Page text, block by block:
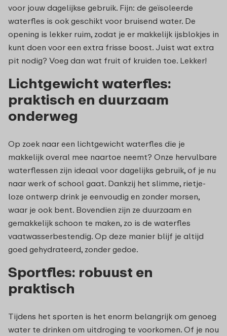
voor jouw dagelijkse gebruik. Fijn: de geïsoleerde
waterfles is ook geschikt voor bruisend water. De
opening is lekker ruim, zodat je er makkelijk ijsblokjes in
kunt doen voor een extra frisse boost. Juist wat extra
pit nodig? Voeg dan wat fruit of kruiden toe. Lekker!
Lichtgewicht waterfles:
praktisch en duurzaam
onderweg
Op zoek naar een lichtgewicht waterfles die je
makkelijk overal mee naartoe neemt? Onze hervulbare
waterflessen zijn ideaal voor dagelijks gebruik, of je nu
naar werk of school gaat. Dankzij het slimme, rietje-
loze ontwerp drink je eenvoudig en zonder morsen,
waar je ook bent. Bovendien zijn ze duurzaam en
gemakkelijk schoon te maken, zo is de waterfles
vaatwasserbestendig. Op deze manier blijf je altijd
goed gehydrateerd, zonder gedoe.
Sportfles: robuust en
praktisch
Tijdens het sporten is het enorm belangrijk om genoeg
water te drinken om uitdroging te voorkomen. Of je nou